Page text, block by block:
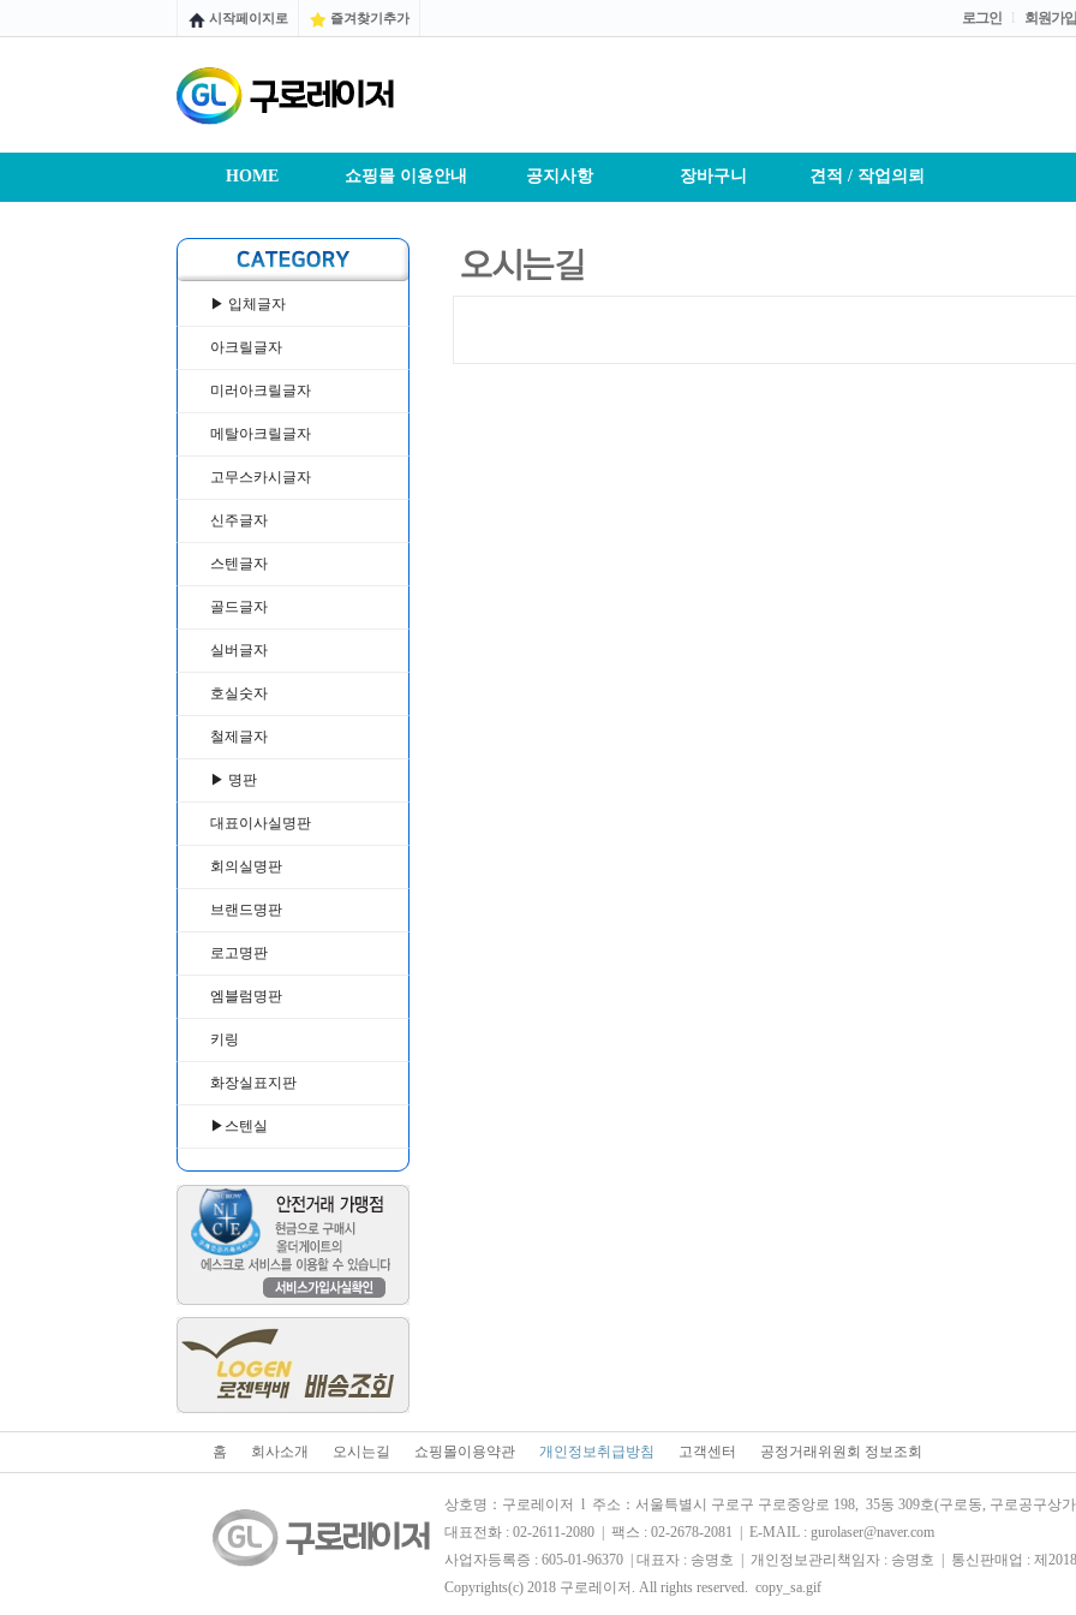
시작페이지로 즐겨찾기추가 로그인 회원가입
HOME 쇼핑몰 이용안내 공지사항 장바구니 견적 / 작업의뢰
▶ 입체글자
아크릴글자
미러아크릴글자
메탈아크릴글자
고무스카시글자
신주글자
스텐글자
골드글자
실버글자
호실숫자
철제글자
▶ 명판
대표이사실명판
회의실명판
브랜드명판
로고명판
엠블럼명판
키링
화장실표지판
▶스텐실
홈 회사소개 오시는길 쇼핑몰이용약관 개인정보취급방침 고객센터 공정거래위원회 정보조회
상호명：구로레이저 l 주소：서울특별시 구로구 구로중앙로 198, 35동 309호(구로동, 구로공구상
대표전화 : 02-2611-2080 | 팩스 : 02-2678-2081 | E-MAIL : gurolaser@naver.com
사업자등록증 : 605-01-96370 | 대표자 : 송명호 | 개인정보관리책임자 : 송명호 | 통신판매업 : 제
Copyrights(c) 2018 구로레이저. All rights reserved. copy_sa.gif